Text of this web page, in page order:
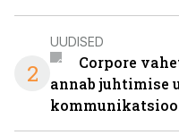
2
UUDISED
Corpore
annab juhtimise